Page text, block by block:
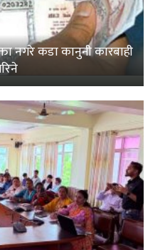
नगरे कडा कानुनी कारबाही